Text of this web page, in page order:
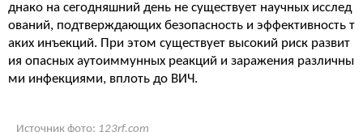
днако на сегодняшний день не существует научных исслед
ований, подтверждающих безопасность и эффективность т
аких инъекций. При этом существует высокий риск развит
ия опасных аутоиммунных реакций и заражения различны
ми инфекциями, вплоть до ВИЧ.
Источник фото: 123rf.com